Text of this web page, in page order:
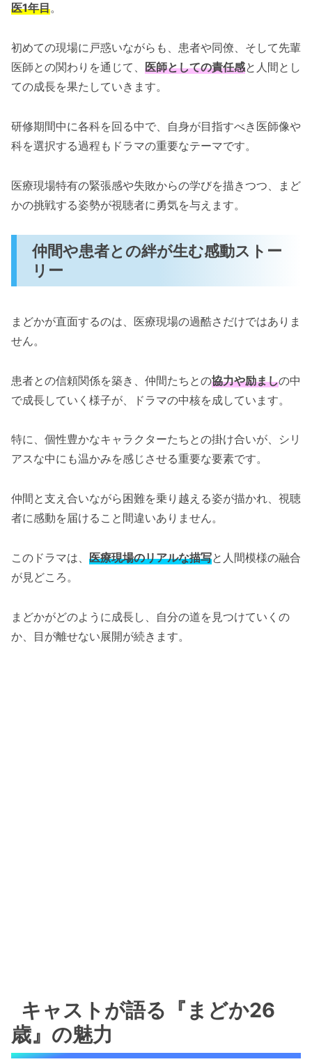
医1年目。
初めての現場に戸惑いながらも、患者や同僚、そして先輩
医師との関わりを通じて、 医師としての責任感と人間とし
ての成長を果たしていきます。
研修期間中に各科を回る中で、自身が目指すべき医師像や
科を選択する過程もドラマの重要なテーマです。
医療現場特有の緊張感や失敗からの学びを描きつつ、まど
かの挑戦する姿勢が視聴者に勇気を与えます。
仲間や患者との絆が生む感動ストー
リー
まどかが直面するのは、医療現場の過酷さだけではありま
せん。
患者との信頼関係を築き、仲間たちとの協力や励ましの中
で成長していく様子が、ドラマの中核を成しています。
特に、個性豊かなキャラクターたちとの掛け合いが、シリ
アスな中にも温かみを感じさせる重要な要素です。
仲間と支え合いながら困難を乗り越える姿が描かれ、視聴
者に感動を届けること間違いありません。
このドラマは、 医療現場のリアルな描写と人間模様の融合
が見どころ。
まどかがどのように成長し、自分の道を見つけていくの
か、目が離せない展開が続きます。
キャストが語る『まどか26
歳』の魅力